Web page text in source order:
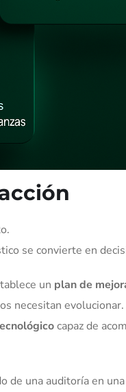
se convierte en
un plan de
necesitan evolucionar.
capaz de
de una auditoría en